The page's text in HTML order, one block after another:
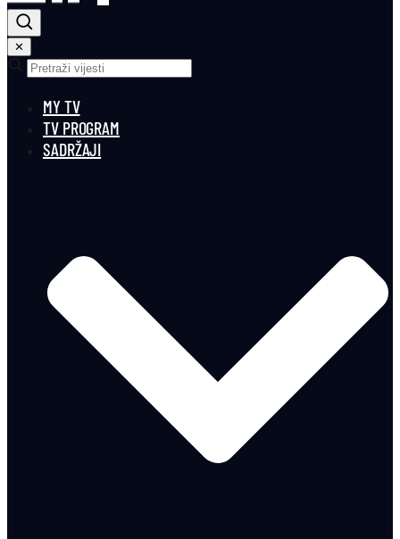
✕
MY TV
TV PROGRAM
SADRŽAJI